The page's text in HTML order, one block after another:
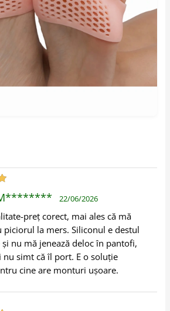
22/06/2026
preț corect, mai ales că mă
piciorul la mers. Siliconul e destul
nu mă jenează deloc în pantofi,
nu simt că îl port. E o soluție
cine are monturi ușoare.